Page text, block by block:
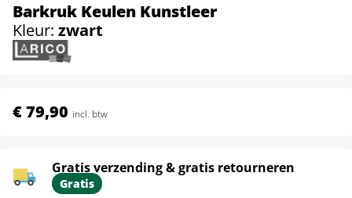
Barkruk Keulen Kunstleer
Kleur: zwart
€ 79,90 incl. btw
Gratis verzending & gratis retourneren
Gratis